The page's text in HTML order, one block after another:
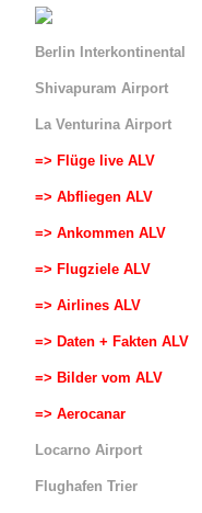
Berlin Interkontinental
Shivapuram Airport
La Venturina Airport
=> Flüge live ALV
=> Abfliegen ALV
=> Ankommen ALV
=> Flugziele ALV
=> Airlines ALV
=> Daten + Fakten ALV
=> Bilder vom ALV
=> Aerocanar
Locarno Airport
Flughafen Trier